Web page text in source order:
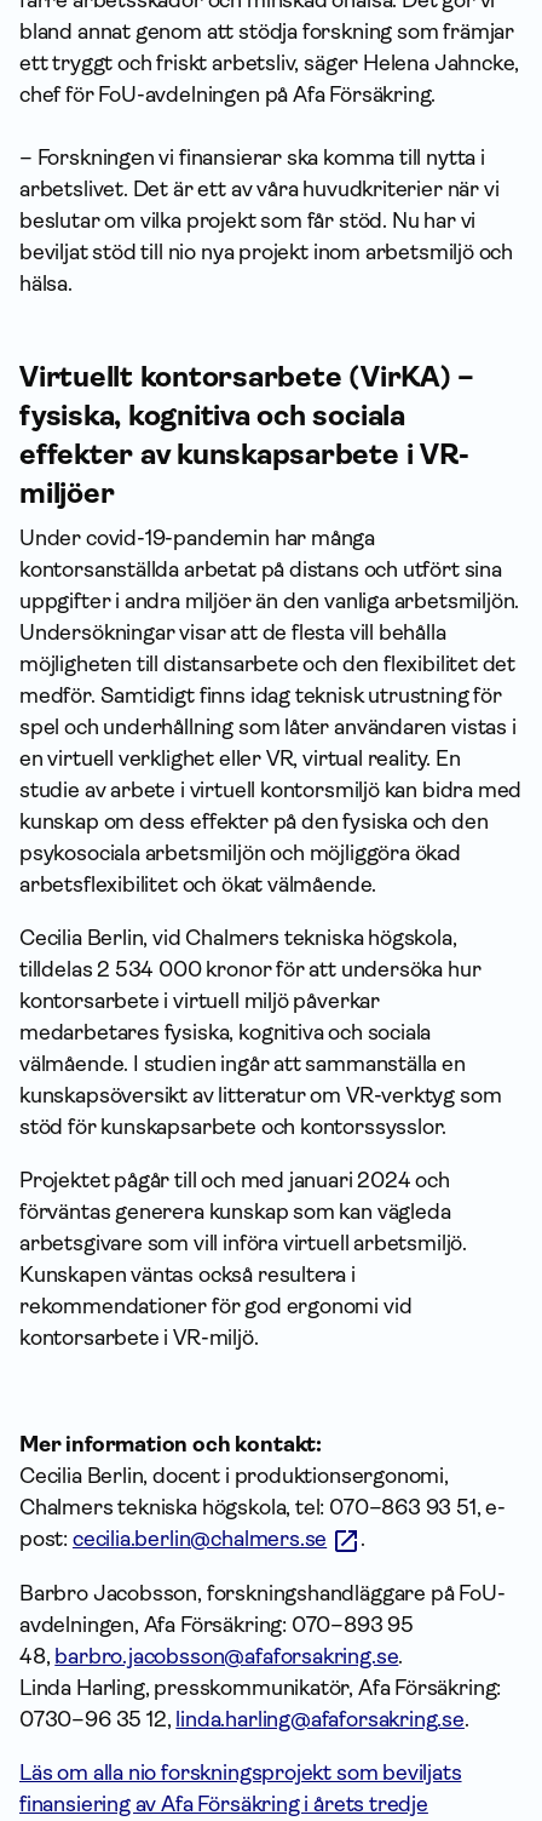
bland annat genom att stödja forskning som främjar
ett tryggt och friskt arbetsliv, säger Helena Jahncke,
chef för FoU-avdelningen på Afa Försäkring.
– Forskningen vi finansierar ska komma till nytta i
arbetslivet. Det är ett av våra huvudkriterier när vi
beslutar om vilka projekt som får stöd. Nu har vi
beviljat stöd till nio nya projekt inom arbetsmiljö och
hälsa.
Virtuellt kontorsarbete (VirKA) –
fysiska, kognitiva och sociala
effekter av kunskapsarbete i VR-
miljöer
Under covid-19-pandemin har många
kontorsanställda arbetat på distans och utfört sina
uppgifter i andra miljöer än den vanliga arbetsmiljön.
Undersökningar visar att de flesta vill behålla
möjligheten till distansarbete och den flexibilitet det
medför. Samtidigt finns idag teknisk utrustning för
spel och underhållning som låter användaren vistas i
en virtuell verklighet eller VR, virtual reality. En
studie av arbete i virtuell kontorsmiljö kan bidra med
kunskap om dess effekter på den fysiska och den
psykosociala arbetsmiljön och möjliggöra ökad
arbetsflexibilitet och ökat välmående.
Cecilia Berlin, vid Chalmers tekniska högskola,
tilldelas 2 534 000 kronor för att undersöka hur
kontorsarbete i virtuell miljö påverkar
medarbetares fysiska, kognitiva och sociala
välmående. I studien ingår att sammanställa en
kunskapsöversikt av litteratur om VR-verktyg som
stöd för kunskapsarbete och kontorssysslor.
Projektet pågår till och med januari 2024 och
förväntas generera kunskap som kan vägleda
arbetsgivare som vill införa virtuell arbetsmiljö.
Kunskapen väntas också resultera i
rekommendationer för god ergonomi vid
kontorsarbete i VR-miljö.
Mer information och kontakt:
Cecilia Berlin, docent i produktionsergonomi,
Chalmers tekniska högskola, tel: 070–863 93 51, e-
post: cecilia.berlin@chalmers.se .
Barbro Jacobsson, forskningshandläggare på FoU-
avdelningen, Afa Försäkring: 070–893 95
48, barbro.jacobsson@afaforsakring.se.
Linda Harling, presskommunikatör, Afa Försäkring:
0730–96 35 12, linda.harling@afaforsakring.se.
Läs om alla nio forskningsprojekt som beviljats
finansiering av Afa Försäkring i årets tredje